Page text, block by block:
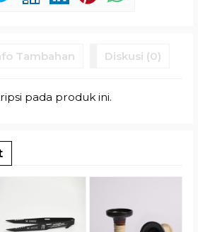
Tambahan Diskusi (0)
pada produk ini.